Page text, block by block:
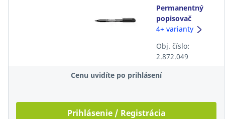
Permanentný
popisovač
Centropen 2846,
čierny
4+ varianty
Obj. číslo:
2.872.049
Cenu uvidíte po prihlásení
Prihlásenie / Registrácia